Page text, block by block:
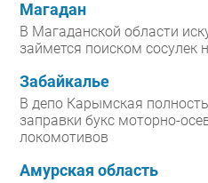
Магадан
В Магаданской области
займется поиском сосулек
Забайкалье
В депо Карымская
заправки букс моторно-
локомотивов
Амурская область